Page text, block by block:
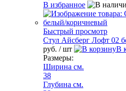
В избранное
Быстрый просмотр
Стул Айсберг Лофт 02
руб. / шт
В
Размеры:
Ширина см.
38
Глубина см.